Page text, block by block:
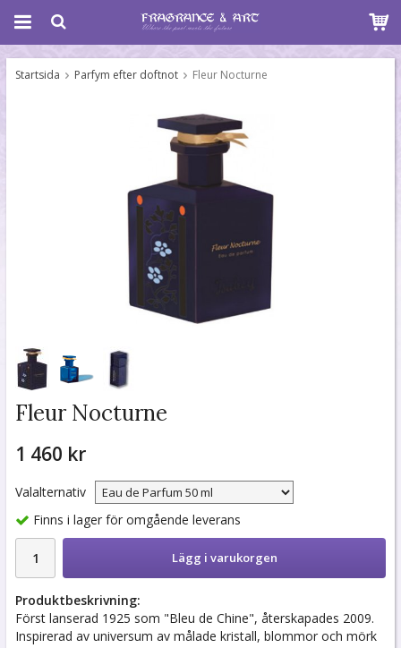
Startsida Parfym efter doftnot Fleur Nocturne
Fleur Nocturne
1 460 kr
Valalternativ
Finns i lager för omgående leverans
Lägg i varukorgen
Produktbeskrivning:
Först lanserad 1925 som "Bleu de Chine", återskapades 2009.
Inspirerad av universum av målade kristall, blommor och mörk